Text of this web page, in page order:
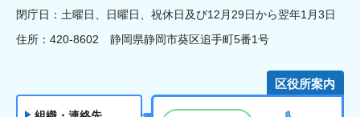
閉庁日：土曜日、日曜日、祝休日及び12月29日から翌年1月3日
住所：420-8602 静岡県静岡市葵区追手町5番1号
区役所案内